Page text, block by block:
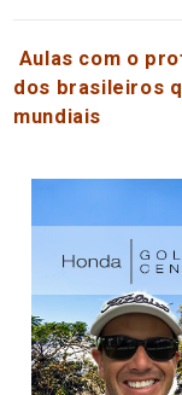
Aulas com o
dos brasileiros
mundiais